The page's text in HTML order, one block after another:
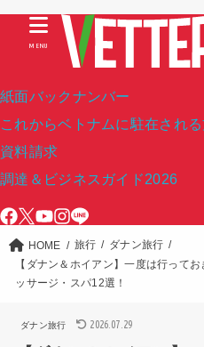
紙面バックナンバー
これからベトナムに駐在され
資料請求
調達＆ビジネスガイド2026
MENU
HOME 旅行
ダナン旅行
【ダナン＆ホイアン】一度は行って
ッサージ・スパ12選！
ダナン旅行 2026.07.29